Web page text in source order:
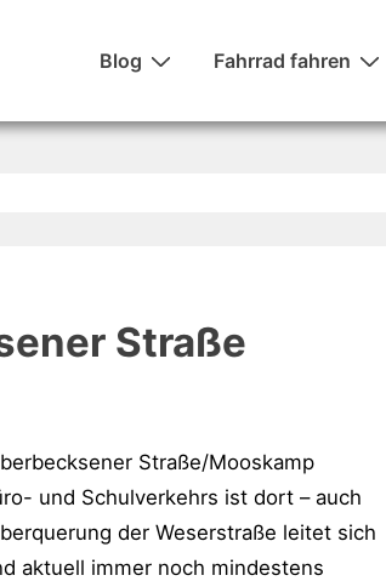
Hauptnavigation
Blog Fahrrad fahren
Straße
Straße/Mooskamp
und Schulverkehrs ist dort – auch
der Weserstraße leitet sich
aktuell immer noch mindestens